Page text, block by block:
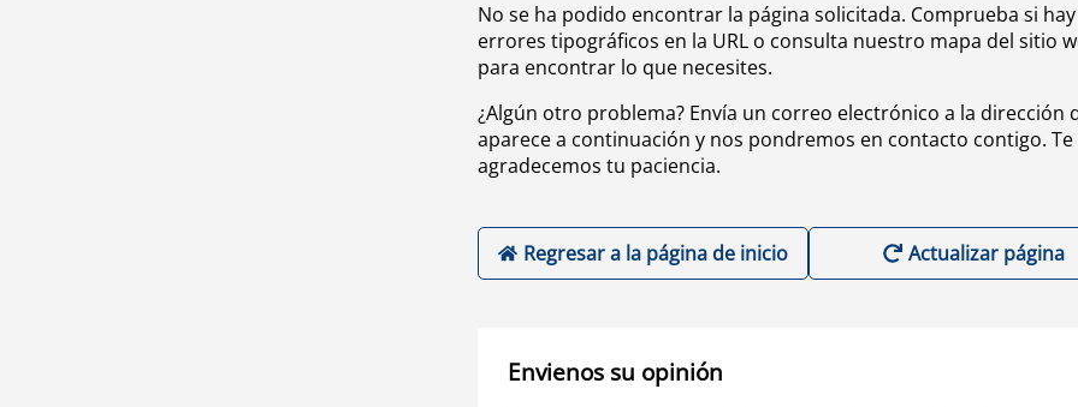
No se ha podido encontrar la página solicitada. Comprueba si hay
errores tipográficos en la URL o consulta nuestro mapa del sitio
para encontrar lo que necesites.
¿Algún otro problema? Envía un correo electrónico a la dirección
aparece a continuación y nos pondremos en contacto contigo. Te
agradecemos tu paciencia.
Regresar a la página de inicio Actualizar página
Envienos su opinión